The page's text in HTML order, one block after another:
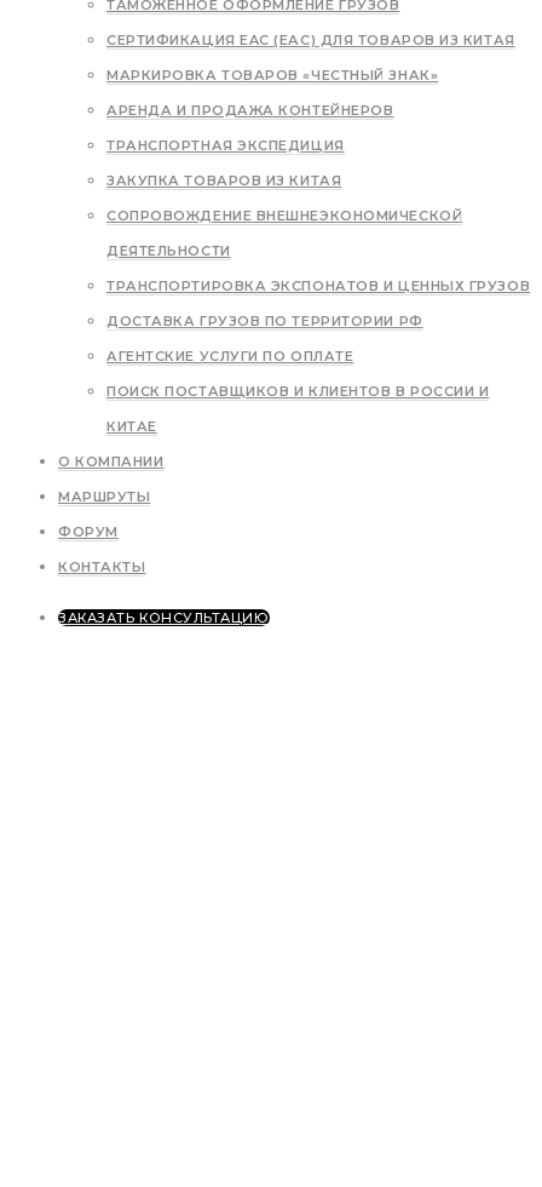
ТАМОЖЕННОЕ ОФОРМЛЕНИЕ ГРУЗОВ
СЕРТИФИКАЦИЯ EAC (ЕАС) ДЛЯ ТОВАРОВ ИЗ КИТАЯ
МАРКИРОВКА ТОВАРОВ «ЧЕСТНЫЙ ЗНАК»
АРЕНДА И ПРОДАЖА КОНТЕЙНЕРОВ
ТРАНСПОРТНАЯ ЭКСПЕДИЦИЯ
ЗАКУПКА ТОВАРОВ ИЗ КИТАЯ
СОПРОВОЖДЕНИЕ ВНЕШНЕЭКОНОМИЧЕСКОЙ
ДЕЯТЕЛЬНОСТИ
ТРАНСПОРТИРОВКА ЭКСПОНАТОВ И ЦЕННЫХ ГРУЗОВ
ДОСТАВКА ГРУЗОВ ПО ТЕРРИТОРИИ РФ
АГЕНТСКИЕ УСЛУГИ ПО ОПЛАТЕ
ПОИСК ПОСТАВЩИКОВ И КЛИЕНТОВ В РОССИИ И
КИТАЕ
О КОМПАНИИ
МАРШРУТЫ
ФОРУМ
КОНТАКТЫ
ЗАКАЗАТЬ КОНСУЛЬТАЦИЮ